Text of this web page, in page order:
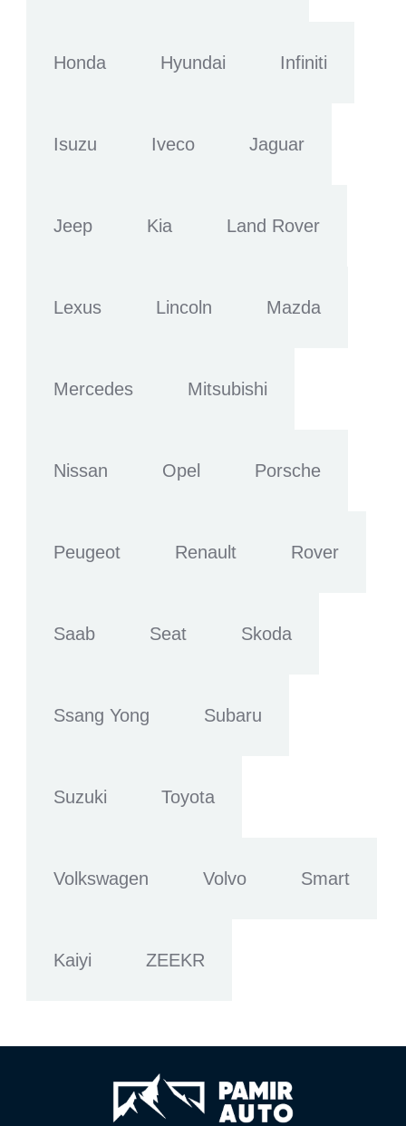
Honda Hyundai Infiniti
Isuzu Iveco Jaguar
Jeep Kia Land Rover
Lexus Lincoln Mazda
Mercedes Mitsubishi
Nissan Opel Porsche
Peugeot Renault Rover
Saab Seat Skoda
Ssang Yong Subaru
Suzuki Toyota
Volkswagen Volvo Smart
Kaiyi ZEEKR